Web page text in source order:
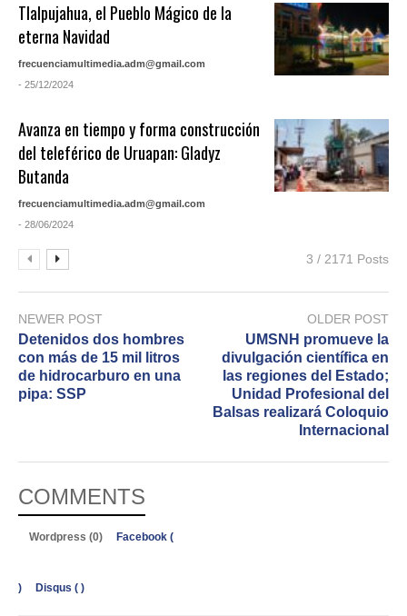
Tlalpujahua, el Pueblo Mágico de la
eterna Navidad
frecuenciamultimedia.adm@gmail.com
- 25/12/2024
Avanza en tiempo y forma construcción
del teleférico de Uruapan: Gladyz
Butanda
frecuenciamultimedia.adm@gmail.com
- 28/06/2024
3 / 2171 Posts
NEWER POST
Detenidos dos hombres
con más de 15 mil litros
de hidrocarburo en una
pipa: SSP
OLDER POST
UMSNH promueve la
divulgación científica en
las regiones del Estado;
Unidad Profesional del
Balsas realizará Coloquio
Internacional
COMMENTS
Wordpress (0) Facebook (
) Disqus ( )